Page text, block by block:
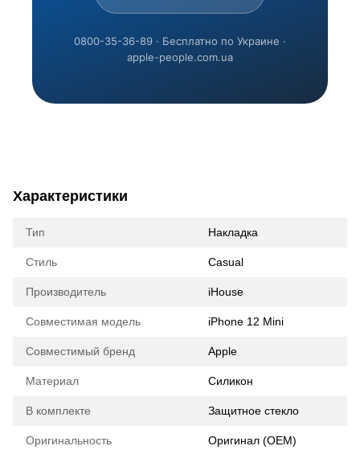
0800-35-36-89 · Бесплатно по Украине ·
apple-people.com.ua
Характеристики
Тип Накладка
Стиль Casual
Производитель iHouse
Совместимая модель iPhone 12 Mini
Совместимый бренд Apple
Материал Силикон
В комплекте Защитное стекло
Оригинальность Оригинал (ОЕМ)